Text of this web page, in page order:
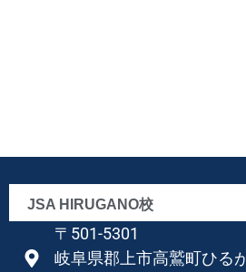
JSA HIRUGANO校
〒501-5301
岐阜県郡上市高鷲町ひる